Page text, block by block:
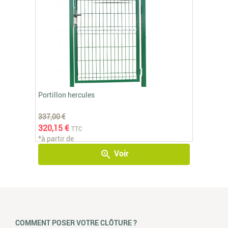
Portillon hercules
337,00 €
320,15 € TTC
*à partir de
zoom_in Voir
COMMENT POSER VOTRE CLÔTURE ?